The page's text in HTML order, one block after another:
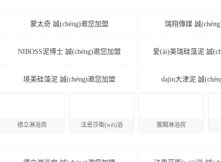
蒙太奇 誠(chéng)邀您加盟 瑞翔傳媒 誠
NIBOSS泥博士 誠(chéng)邀您加盟 愛(ài)美瑞硅藻泥 誠
境美硅藻泥 誠(chéng)邀您加盟 dajin大津泥 誠
德立淋浴房 法恩莎衛(wèi)浴 雅閣淋浴房